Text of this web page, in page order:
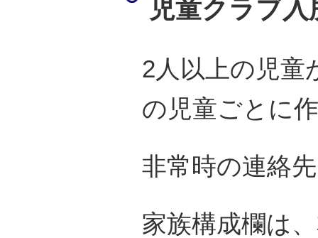
児童クラブ
2人以上の児童
の児童ごとに
非常時の連絡
家族構成欄は